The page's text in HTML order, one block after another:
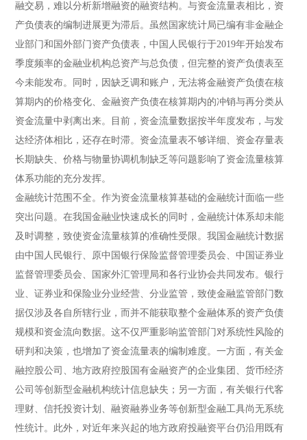
融交易，难以分析新增融资的融资结构。与资金流量表相比，资
产负债表的编制进展更为滞后。虽然国家统计局已编有非金融企
业部门和国外部门资产负债表，中国人民银行于2019年开始发布
季度频率的金融业机构总资产与总负债，但完整的资产负债表至
今未能发布。同时，因缺乏调和账户，无法将金融资产负债在核
算期内的价格变化、金融资产负债在核算期内的冲销与再分类从
资金流量中剥离出来。目前，资金流量数据按半年度发布，与发
达经济体相比，还存在时滞。资金流量表不够详细、资金存量表
长期缺失、价格与物量协调机制缺乏等问题影响了资金流量核算
体系功能的充分发挥。
金融统计范围不全。作为资金流量核算基础的金融统计面临一些
突出问题。在我国金融业快速成长的同时，金融统计体系却未能
及时调整，致使资金流量核算的准确性受限。我国金融统计数据
由中国人民银行、原中国银行保险监督管理委员会、中国证券业
监督管理委员会、国家外汇管理局和各行业协会共同发布。银行
业、证券业和保险业分业经营、分业监管，致使金融监管部门数
据仅涉及各自所辖行业，而并不能获取整个金融体系的资产负债
规模和资金流向数据。这不仅严重影响监管部门对系统性风险的
研判和决策，也增加了资金流量表的编制难度。一方面，有关金
融控股公司、地方政府控股国有金融资产的企业集团、货币经济
公司等创新型金融机构统计信息缺失；另一方面，有关银行代客
理财、信托投资计划、融资融券业务等创新型金融工具尚无系统
性统计。此外，对近年来兴起的地方政府投融资平台仍沿用既有